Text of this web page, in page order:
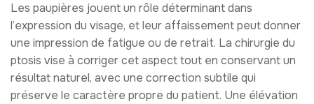
Les paupières jouent un rôle déterminant dans
l’expression du visage, et leur affaissement peut donner
une impression de fatigue ou de retrait. La chirurgie du
ptosis vise à corriger cet aspect tout en conservant un
résultat naturel, avec une correction subtile qui
préserve le caractère propre du patient. Une élévation